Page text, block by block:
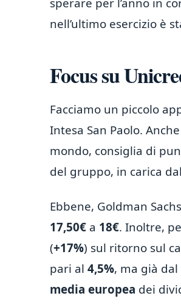
nell’ultimo esercizio è
Focus su
Facciamo un piccolo
Intesa San Paolo. Anche
mondo, consiglia di
del gruppo, in carica
Ebbene, Goldman
17,50€ a 18€. Inoltre,
(+17%) sul ritorno sul
pari al 4,5%, ma già dal
media europea dei